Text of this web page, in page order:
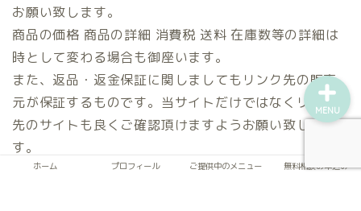
お願い致します。
商品の価格 商品の詳細 消費税 送料 在庫数等の詳細は
時として変わる場合も御座います。
また、返品・返金保証に関しましてもリンク先の販売
元が保証するものです。当サイトだけではなくリンク
先のサイトも良くご確認頂けますようお願い致しま
す。
また、当サイトの掲載情報をご利用頂く場合には、お
ホーム プロフィール ご提供中のメニュー 無料相談お申込み
MENU